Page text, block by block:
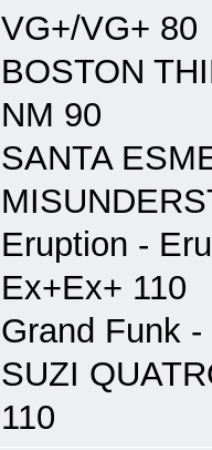
VG+/VG+ 80
BOSTON
NM 90
SANTA
Eruption -
Ex+Ex+ 110
Grand Funk
SUZI
110